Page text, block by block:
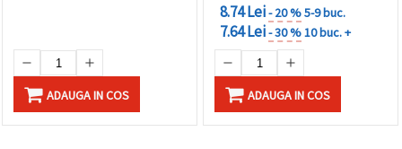
ADAUGA IN COS
8.74 Lei- 20 %5-9 buc.
7.64 Lei- 30 %10 buc. +
ADAUGA IN COS